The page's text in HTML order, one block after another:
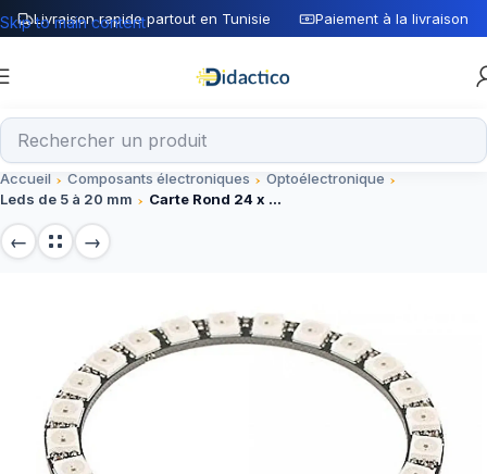
Livraison rapide partout en Tunisie Paiement à la livraison
Skip to main content
Accueil Composants électroniques
Optoélectronique
Leds de 5 à 20 mm
Carte Rond 24 x LED SMD RVB 5050 – 24 bits WS2812